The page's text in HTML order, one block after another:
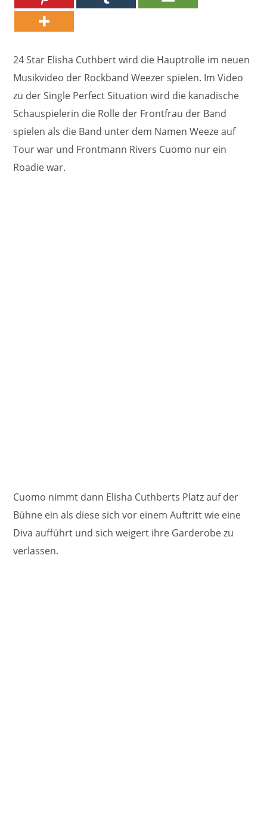
24 Star Elisha Cuthbert wird die Hauptrolle im neuen
Musikvideo der Rockband Weezer spielen. Im Video
zu der Single Perfect Situation wird die kanadische
Schauspielerin die Rolle der Frontfrau der Band
spielen als die Band unter dem Namen Weeze auf
Tour war und Frontmann Rivers Cuomo nur ein
Roadie war.
Cuomo nimmt dann Elisha Cuthberts Platz auf der
Bühne ein als diese sich vor einem Auftritt wie eine
Diva aufführt und sich weigert ihre Garderobe zu
verlassen.